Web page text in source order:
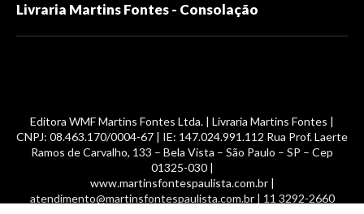
Livraria Martins Fontes - Consolação
Editora WMF Martins Fontes Ltda. | Livraria Martins Fontes |
CNPJ: 08.463.170/0004-67 | IE: 147.024.991.112 Rua Prof. Laerte
Ramos de Carvalho, 133 – Bela Vista – São Paulo – SP – Cep
01325-030 |
www.martinsfontespaulista.com.br |
atendimento@martinsfontespaulista.com.br | 11 3292-2660